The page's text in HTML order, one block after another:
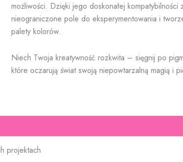
możliwości. Dzięki jego doskonałej kompatybilności
nieograniczone pole do eksperymentowania i
palety kolorów.
Niech Twoja kreatywność rozkwita – sięgnij po
które oczarują świat swoją niepowtarzalną magią i
projektach